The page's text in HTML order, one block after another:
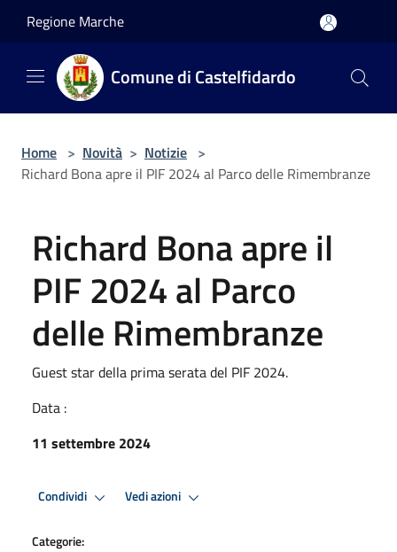
Regione Marche
Comune di Castelfidardo
Home > Novità > Notizie >
Richard Bona apre il PIF 2024 al Parco delle Rimembranze
Richard Bona apre il
PIF 2024 al Parco
delle Rimembranze
Guest star della prima serata del PIF 2024.
Data :
11 settembre 2024
Condividi Vedi azioni
Categorie: